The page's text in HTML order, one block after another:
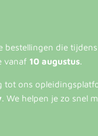
bestellingen die
vanaf 10 augustus.
tot ons
. We helpen je zo snel